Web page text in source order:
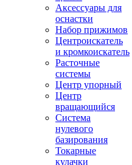
Аксессуары для
оснастки
Набор прижимов
Центроискатель
и кромкоискатель
Расточные
системы
Центр упорный
Центр
вращающийся
Система
нулевого
базирования
Токарные
кулачки